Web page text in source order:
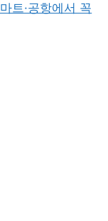
트·공항에서 꼭